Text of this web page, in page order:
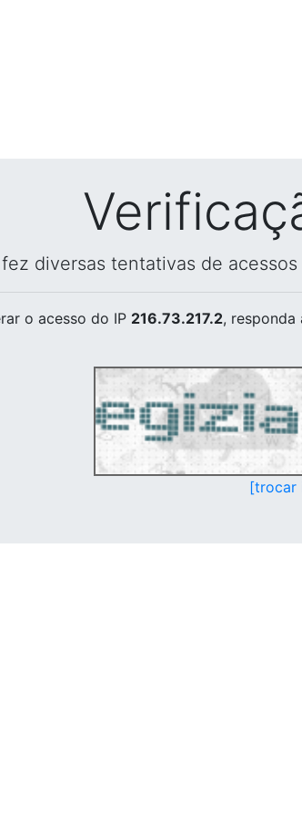
diversas tentativas de
o acesso do IP 216.73.217.2, responda
[trocar